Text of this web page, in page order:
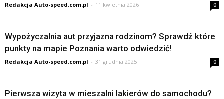
Redakcja Auto-speed.com.pl - 11 kwietnia 2026 0
Wypożyczalnia aut przyjazna rodzinom? Sprawdź które
punkty na mapie Poznania warto odwiedzić!
Redakcja Auto-speed.com.pl - 31 grudnia 2025 0
Pierwsza wizyta w mieszalni lakierów do samochodu?